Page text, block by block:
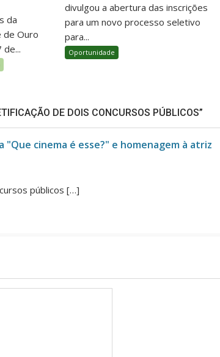
da
de Ouro
divulgou a abertura das inscrições
para um novo processo seletivo
para...
Oportunidade
DE DOIS CONCURSOS PÚBLICOS”
cinema é esse?" e homenagem à atriz
públicos […]